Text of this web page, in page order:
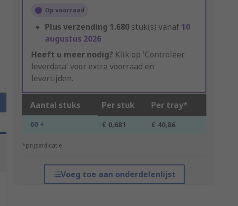
Op voorraad
Plus verzending 1.680 stuk(s) vanaf 10
augustus 2026
Heeft u meer nodig? Klik op 'Controleer
leverdata' voor extra voorraad en
levertijden.
Aantal stuks Per stuk Per tray*
60 + € 0,681 € 40,86
*prijsindicatie
Voeg toe aan onderdelenlijst